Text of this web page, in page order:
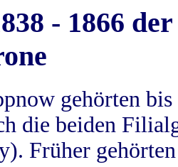
- 1866
gehörten
die beiden
Früher